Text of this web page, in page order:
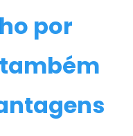
por